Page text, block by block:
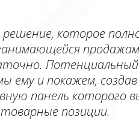
решение, которое
ему и покажем, создав
панель которого
позиции.